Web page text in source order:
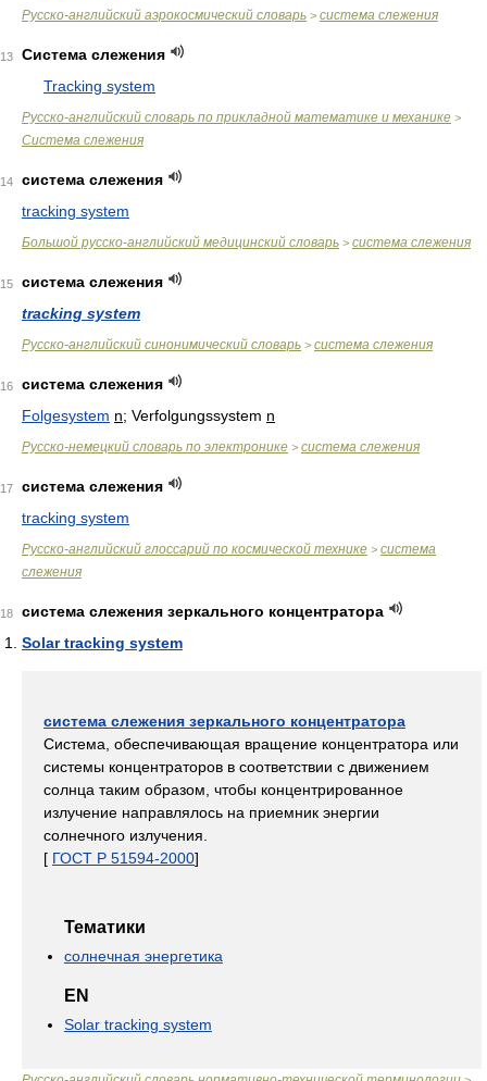
Русско-английский аэрокосмический словарь > система слежения
13
Система слежения
Tracking system
Русско-английский словарь по прикладной математике и механике >
Система слежения
14
система слежения
tracking system
Большой русско-английский медицинский словарь > система слежения
15
система слежения
tracking system
Русско-английский синонимический словарь > система слежения
16
система слежения
Folgesystem n; Verfolgungssystem n
Русско-немецкий словарь по электронике > система слежения
17
система слежения
tracking system
Русско-английский глоссарий по космической технике > система
слежения
18
система слежения зеркального концентратора
Solar tracking system
система слежения зеркального концентратора
Система, обеспечивающая вращение концентратора или
системы концентраторов в соответствии с движением
солнца таким образом, чтобы концентрированное
излучение направлялось на приемник энергии
солнечного излучения.
[ ГОСТ Р 51594-2000]
Тематики
солнечная энергетика
EN
Solar tracking system